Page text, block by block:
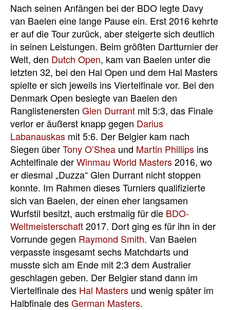
Nach seinen Anfängen bei der BDO legte Davy
van Baelen eine lange Pause ein. Erst 2016 kehrte
er auf die Tour zurück, aber steigerte sich deutlich
in seinen Leistungen. Beim größten Dartturnier der
Welt, den Dutch Open, kam van Baelen unter die
letzten 32, bei den Hal Open und dem Hal Masters
spielte er sich jeweils ins Viertelfinale vor. Bei den
Denmark Open besiegte van Baelen den
Ranglistenersten Glen Durrant mit 5:3, das Finale
verlor er äußerst knapp gegen Darius
Labanauskas mit 5:6. Der Belgier kam nach
Siegen überTony O’Shea und Martin Phillips ins
Achtelfinale derWinmau World Masters2016, wo
er diesmal „Duzza“ Glen Durrant nicht stoppen
konnte. Im Rahmen dieses Turniers qualifizierte
sich van Baelen, der einen eher langsamen
Wurfstil besitzt, auch erstmalig für die BDO-
Weltmeisterschaft2017. Dort ging es für ihn in der
Vorrunde gegen Raymond Smith. Van Baelen
verpasste insgesamt sechs Matchdarts und
musste sich am Ende mit 2:3 dem Australier
geschlagen geben. Der Belgier stand dann im
Viertelfinale des Hal Masters und wenig später im
Halbfinale desGerman Masters.